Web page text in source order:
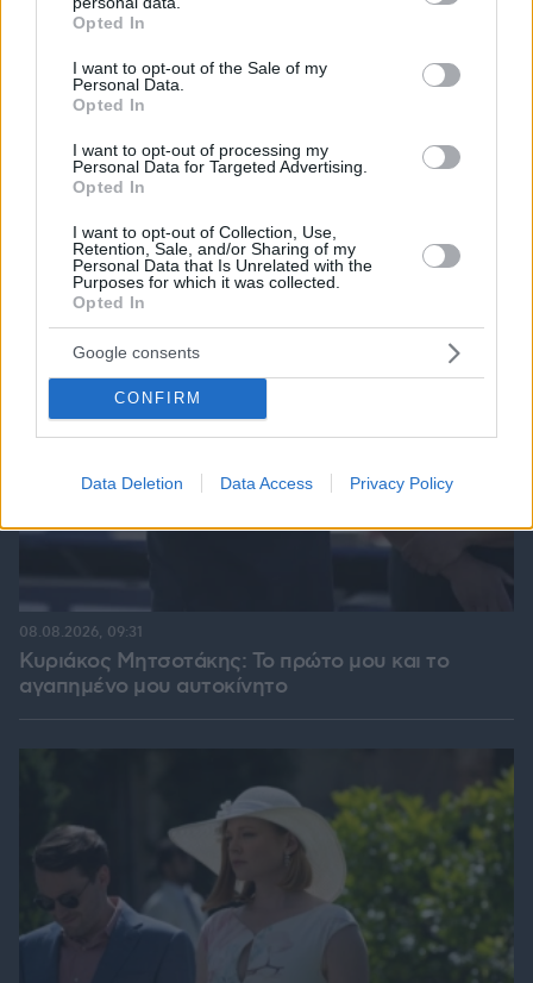
grant or deny consent to Google and its third-party tags to
use your data for below specified purposes in below Google
consent section.
Opted In
I want to opt-out of the Sale of my
Personal Data.
Opted In
I want to opt-out of processing my
Personal Data for Targeted Advertising.
Opted In
I want to opt-out of Collection, Use,
Retention, Sale, and/or Sharing of my
Personal Data that Is Unrelated with the
Purposes for which it was collected.
Opted In
Google consents
CONFIRM
Data Deletion Data Access Privacy Policy
κάθε μέρα – Απαντά η Λίνσει που το δοκίμασε για
Κυριάκος Μητσοτάκης: Το πρώτο μου και το
αγαπημένο μου αυτοκίνητο
08.08.2026, 09:31